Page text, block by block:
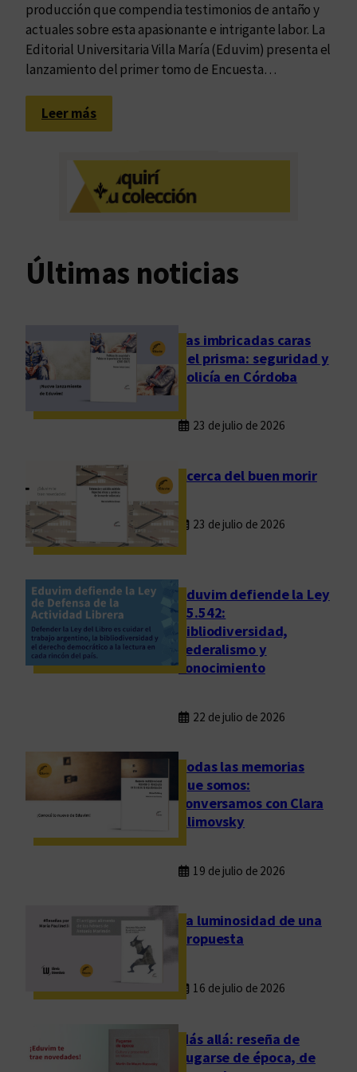
producción que compendia testimonios de antaño y
actuales sobre esta apasionante e intrigante labor. La
Editorial Universitaria Villa María (Eduvim) presenta el
lanzamiento del primer tomo de Encuesta…
Leer más:
T
m
p
e
u
t
c
t
i
Últimas noticias
Las imbricadas caras
del prisma: seguridad y
policía en Córdoba
23 de julio de 2026
Acerca del buen morir
23 de julio de 2026
Eduvim defiende la Ley
25.542:
bibliodiversidad,
federalismo y
conocimiento
22 de julio de 2026
Todas las memorias
que somos:
conversamos con Clara
Klimovsky
19 de julio de 2026
La luminosidad de una
propuesta
16 de julio de 2026
Más allá: reseña de
Fugarse de época, de